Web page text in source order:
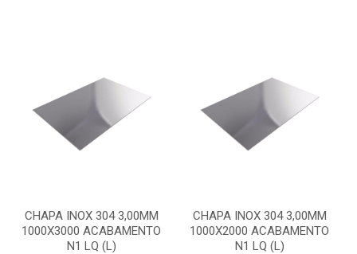
CHAPA INOX 304 3,00MM
1000X3000 ACABAMENTO
N1 LQ (L)
CHAPA INOX 304 3,00MM
1000X2000 ACABAMENTO
N1 LQ (L)